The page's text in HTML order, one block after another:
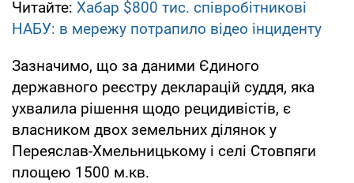
Читайте: Хабар $800 тис. співробітникові
НАБУ: в мережу потрапило відео інциденту
Зазначимо, що за даними Єдиного
державного реєстру декларацій суддя, яка
ухвалила рішення щодо рецидивістів, є
власником двох земельних ділянок у
Переяслав-Хмельницькому і селі Стовпяги
площею 1500 м.кв.